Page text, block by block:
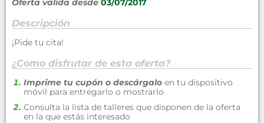
Oferta válida desde 03/07/2017
Descripción
¡Pide tu cita!
¿Como disfrutar de esta oferta?
Imprime tu cupón o descárgalo en tu dispositivo
móvil para entregarlo o mostrarlo
Consulta la lista de talleres que disponen de la oferta
en la que estás interesado